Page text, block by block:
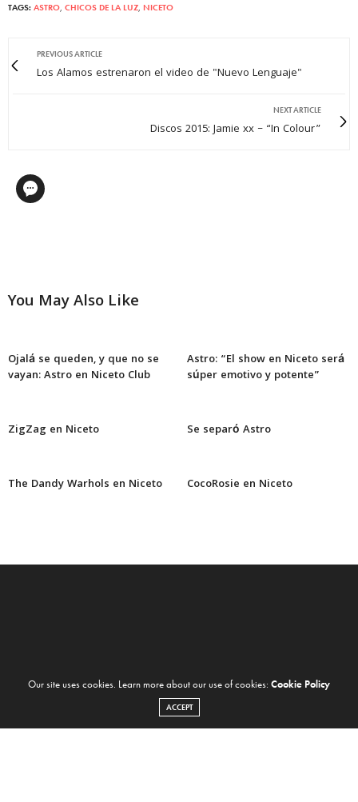
TAGS: ASTRO CHICOS DE LA LUZ NICETO
PREVIOUS ARTICLE
Los Alamos estrenaron el video de "Nuevo Lenguaje"
NEXT ARTICLE
Discos 2015: Jamie xx – “In Colour”
You May Also Like
Ojalá se queden, y que no se
vayan: Astro en Niceto Club
Astro: “El show en Niceto será
súper emotivo y potente”
ZigZag en Niceto Se separó Astro
The Dandy Warhols en Niceto CocoRosie en Niceto
Our site uses cookies. Learn more about our use of cookies: Cookie Policy
ACCEPT